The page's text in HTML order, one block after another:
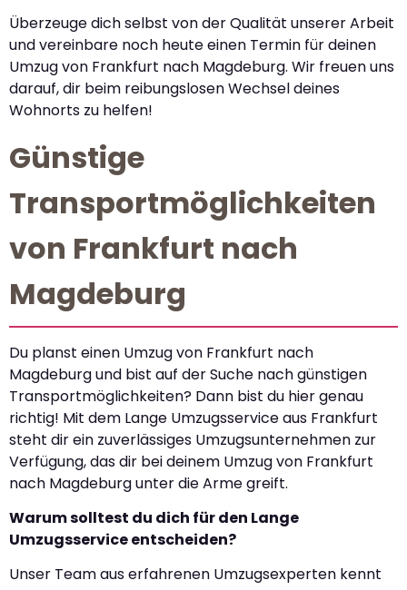
Überzeuge dich selbst von der Qualität unserer Arbeit
und vereinbare noch heute einen Termin für deinen
Umzug von Frankfurt nach Magdeburg. Wir freuen uns
darauf, dir beim reibungslosen Wechsel deines
Wohnorts zu helfen!
Günstige
Transportmöglichkeiten
von Frankfurt nach
Magdeburg
Du planst einen Umzug von Frankfurt nach
Magdeburg und bist auf der Suche nach günstigen
Transportmöglichkeiten? Dann bist du hier genau
richtig! Mit dem Lange Umzugsservice aus Frankfurt
steht dir ein zuverlässiges Umzugsunternehmen zur
Verfügung, das dir bei deinem Umzug von Frankfurt
nach Magdeburg unter die Arme greift.
Warum solltest du dich für den Lange
Umzugsservice entscheiden?
Unser Team aus erfahrenen Umzugsexperten kennt